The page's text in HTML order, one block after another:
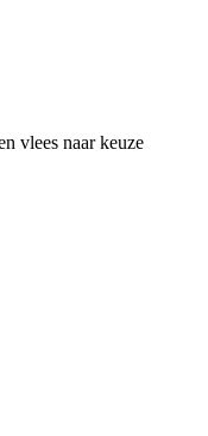
vlees naar keuze